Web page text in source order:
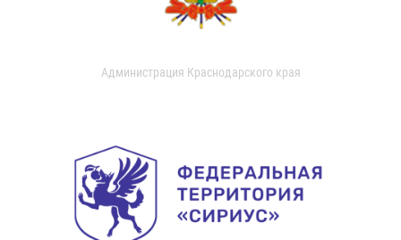
Администрация Краснодарского края